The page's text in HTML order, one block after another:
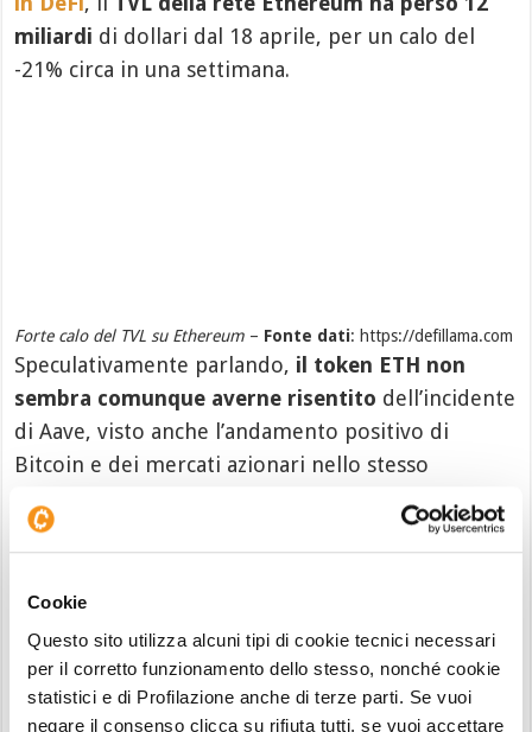
Cookie
Questo sito utilizza alcuni tipi di cookie tecnici necessari
per il corretto funzionamento dello stesso, nonché cookie
statistici e di Profilazione anche di terze parti. Se vuoi
negare il consenso clicca su rifiuta tutti, se vuoi accettare
miliardi di dollari dal 18 aprile, per un calo del
-21% circa in una settimana.
Forte calo del TVL su Ethereum – Fonte dati: https://defillama.com
Speculativamente parlando, il token ETH non
sembra comunque averne risentito dell’incidente
di Aave, visto anche l’andamento positivo di
Bitcoin e dei mercati azionari nello stesso
l’impatto sui prezzi. Detto ciò, la notizia non è
Servono ben altri stimoli ad ETH per
ritornare come nel 2021
Anche facendo finta che l’aumento delle